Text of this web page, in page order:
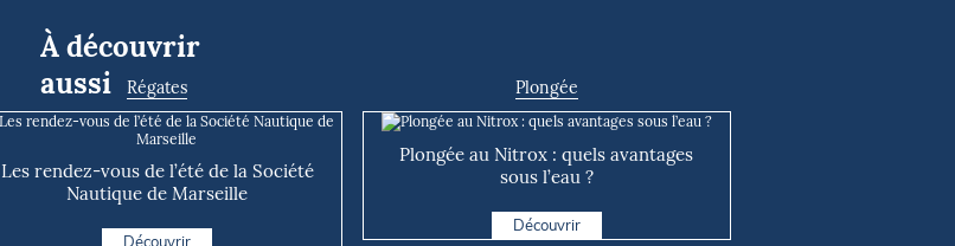
À découvrir
aussi
Régates
Les rendez-vous de l’été de la Société
Nautique de Marseille
Découvrir
Plongée
Plongée au Nitrox : quels avantages
sous l’eau ?
Découvrir